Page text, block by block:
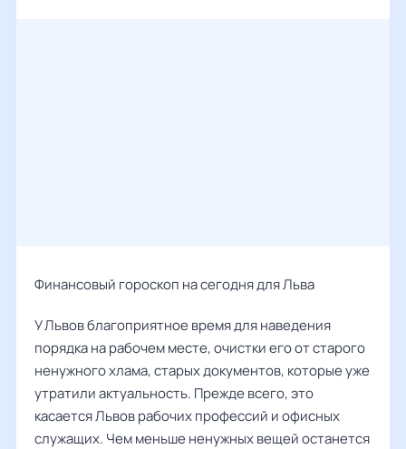
Финансовый гороскоп на сегодня для Льва
У Львов благоприятное время для наведения
порядка на рабочем месте, очистки его от старого
ненужного хлама, старых документов, которые уже
утратили актуальность. Прежде всего, это
касается Львов рабочих профессий и офисных
служащих. Чем меньше ненужных вещей останется